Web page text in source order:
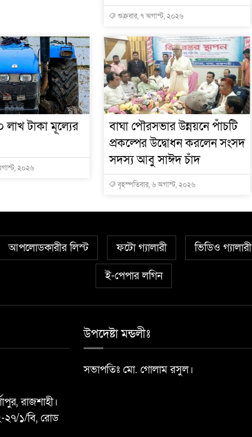
শুক্রবার, ৭ অগাস্ট, ২০২৬
লাখ টাকা মূল্যের
২০২৬
বাঘা পৌরসভার উন্নয়নে পাঁচটি
প্রকল্পের উদ্বোধন করলেন সংসদ
সদস্য আবু সাঈদ চাঁদ
বৃহস্পতিবার, ৬ অগাস্ট, ২০২৬
আপলোডকারীর লিস্ট ফটো গ্যালারী ভিডিও গ্যালারী
ই-পেপার লগিন
রাজশাহী।
২৭/১/বি, রোড
উপদেষ্টা মন্ডলীঃ
সভাপতিঃ মো. গোলাম রসুল।